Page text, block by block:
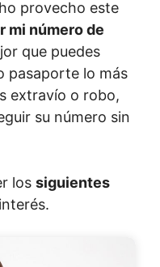
provecho este
mi número de
que puedes
pasaporte lo más
extravío o robo,
su número sin
los siguientes